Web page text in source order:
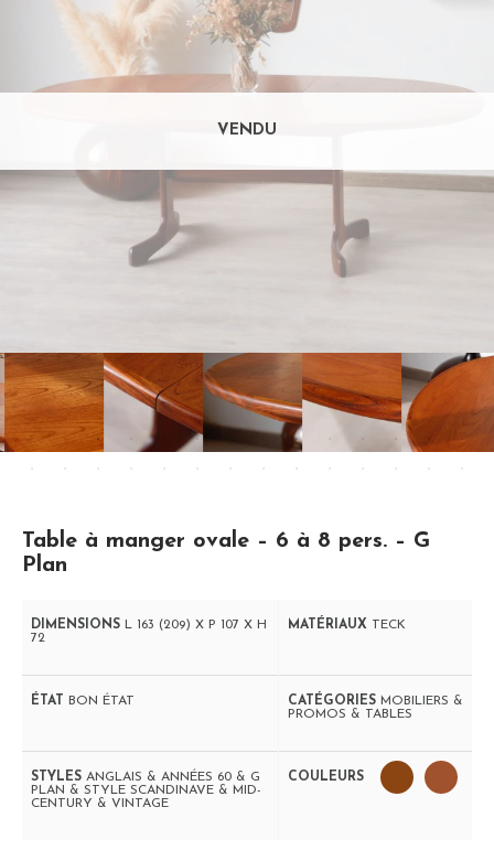
Table à manger ovale – 6 à 8 pers. – G
Plan
DIMENSIONS L 163 (209) X P 107 X H
72
MATÉRIAUX TECK
ÉTAT BON ÉTAT CATÉGORIES MOBILIERS &
PROMOS & TABLES
STYLES ANGLAIS & ANNÉES 60 & G
PLAN & STYLE SCANDINAVE & MID-
CENTURY & VINTAGE
COULEURS